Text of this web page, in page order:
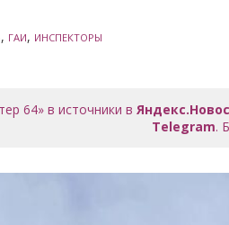
, ГАИ, ИНСПЕКТОРЫ
64» в источники в
Telegram.